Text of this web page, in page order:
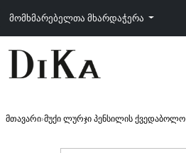
მომხმარებელთა მხარდაჭერა
მთავარი›მუქი ლურჯი პენსილის ქვედაბოლო